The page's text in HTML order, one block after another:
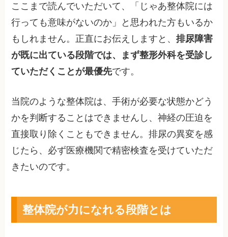
ここまで読んでいただいて、「じゃあ整体院には
行っても意味がないのか」と思われた方もいるか
もしれません。正直にお伝えしますと、排尿障害
が既に出ている段階では、まず整形外科を受診し
ていただくことが最優先です。
当院のような整体院は、手術が必要な状態かどう
かを判断することはできませんし、神経の圧迫を
直接取り除くこともできません。排尿の異変を感
じたら、必ず医療機関で精密検査を受けていただ
きたいのです。
整体院が力になれる段階とは